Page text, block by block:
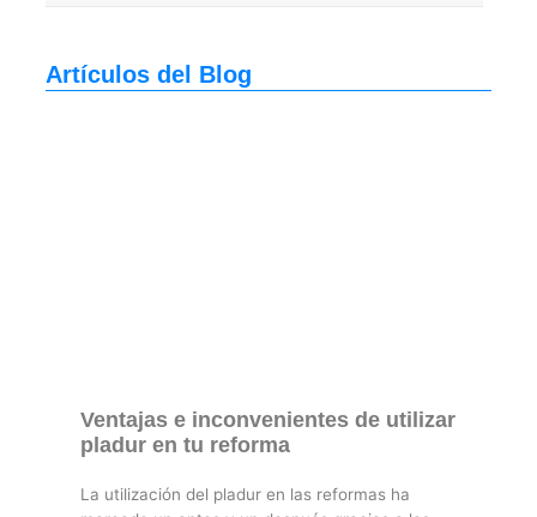
Artículos del Blog
Ventajas e inconvenientes de utilizar
pladur en tu reforma
La utilización del pladur en las reformas ha